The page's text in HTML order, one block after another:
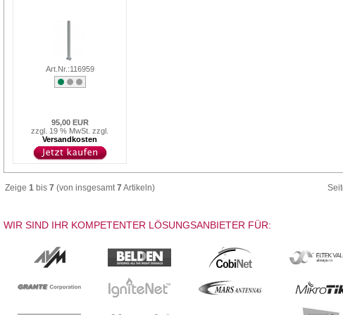
Art.Nr.:116959
95,00 EUR
zzgl. 19 % MwSt. zzgl.
Versandkosten
Zeige 1 bis 7 (von insgesamt7 Artikeln)
WIR SIND IHR KOMPETENTER LÖSUNGSANBIETER FÜR: